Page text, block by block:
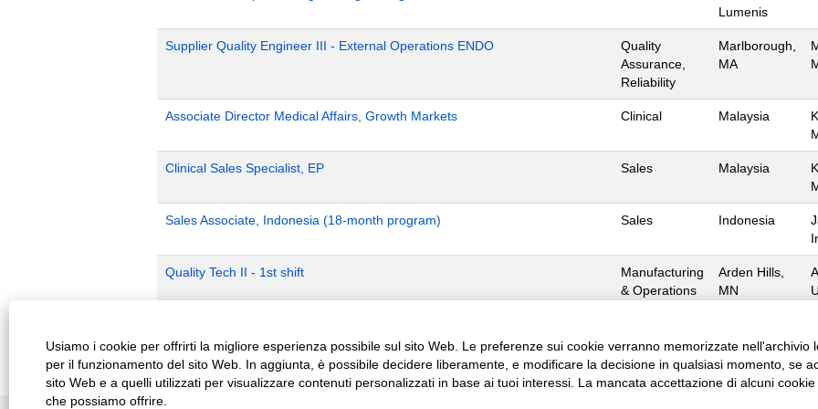
Usiamo i cookie per offrirti la migliore esperienza possibile sul sito Web. Le preferenze sui cookie verranno memorizzate nell'archivio
per il funzionamento del sito Web. In aggiunta, è possibile decidere liberamente, e modificare la decisione in qualsiasi momento, se
sito Web e a quelli utilizzati per visualizzare contenuti personalizzati in base ai tuoi interessi. La mancata accettazione di alcuni
che possiamo offrire.
Lumenis
Supplier Quality Engineer III - External Operations ENDO
Quality
Assurance,
Reliability
Marlborough,
MA
Associate Director Medical Affairs, Growth Markets Clinical Malaysia
Clinical Sales Specialist, EP Sales Malaysia
Sales Associate, Indonesia (18-month program) Sales Indonesia
Quality Tech II - 1st shift
Manufacturing
& Operations
Arden Hills,
MN
& Operations
Operations